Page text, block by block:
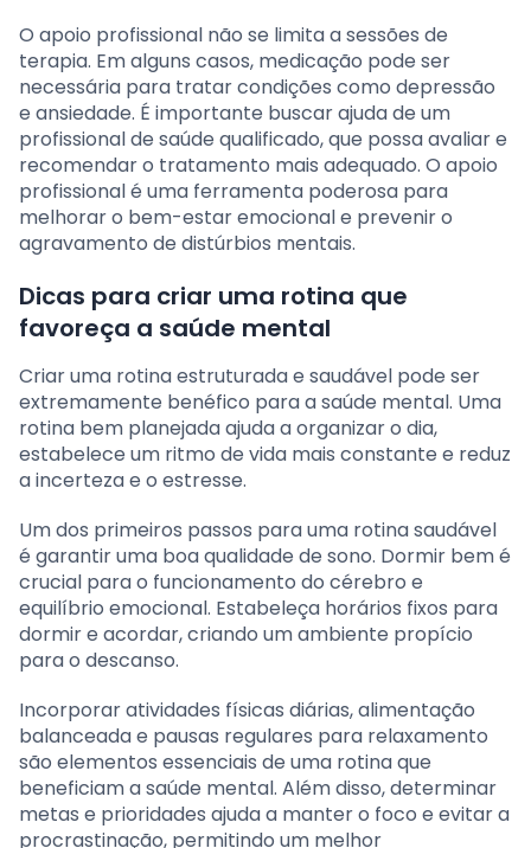
O apoio profissional não se limita a sessões de
terapia. Em alguns casos, medicação pode ser
necessária para tratar condições como depressão
e ansiedade. É importante buscar ajuda de um
profissional de saúde qualificado, que possa avaliar e
recomendar o tratamento mais adequado. O apoio
profissional é uma ferramenta poderosa para
melhorar o bem-estar emocional e prevenir o
agravamento de distúrbios mentais.
Dicas para criar uma rotina que
favoreça a saúde mental
Criar uma rotina estruturada e saudável pode ser
extremamente benéfico para a saúde mental. Uma
rotina bem planejada ajuda a organizar o dia,
estabelece um ritmo de vida mais constante e reduz
a incerteza e o estresse.
Um dos primeiros passos para uma rotina saudável
é garantir uma boa qualidade de sono. Dormir bem é
crucial para o funcionamento do cérebro e
equilíbrio emocional. Estabeleça horários fixos para
dormir e acordar, criando um ambiente propício
para o descanso.
Incorporar atividades físicas diárias, alimentação
balanceada e pausas regulares para relaxamento
são elementos essenciais de uma rotina que
beneficiam a saúde mental. Além disso, determinar
metas e prioridades ajuda a manter o foco e evitar a
procrastinação, permitindo um melhor